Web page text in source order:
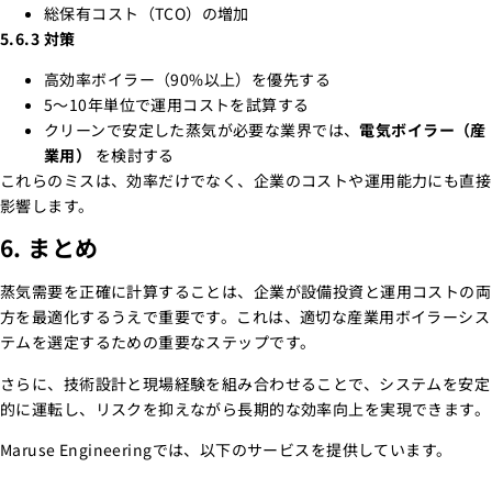
総保有コスト（TCO）の増加
5.6.3 対策
高効率ボイラー（90%以上）を優先する
5～10年単位で運用コストを試算する
クリーンで安定した蒸気が必要な業界では、電気ボイラー（産
業用）
を検討する
これらのミスは、効率だけでなく、企業のコストや運用能力にも直接
影響します。
6. まとめ
蒸気需要を正確に計算することは、企業が設備投資と運用コストの両
方を最適化するうえで重要です。これは、適切な産業用ボイラーシス
テムを選定するための重要なステップです。
さらに、技術設計と現場経験を組み合わせることで、システムを安定
的に運転し、リスクを抑えながら長期的な効率向上を実現できます。
Maruse Engineeringでは、以下のサービスを提供しています。